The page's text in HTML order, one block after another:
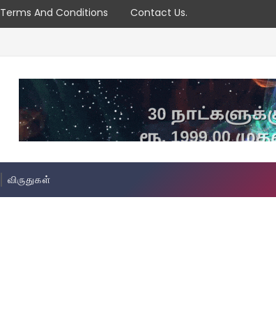
Terms And Conditions Contact Us.
விருதுகள்